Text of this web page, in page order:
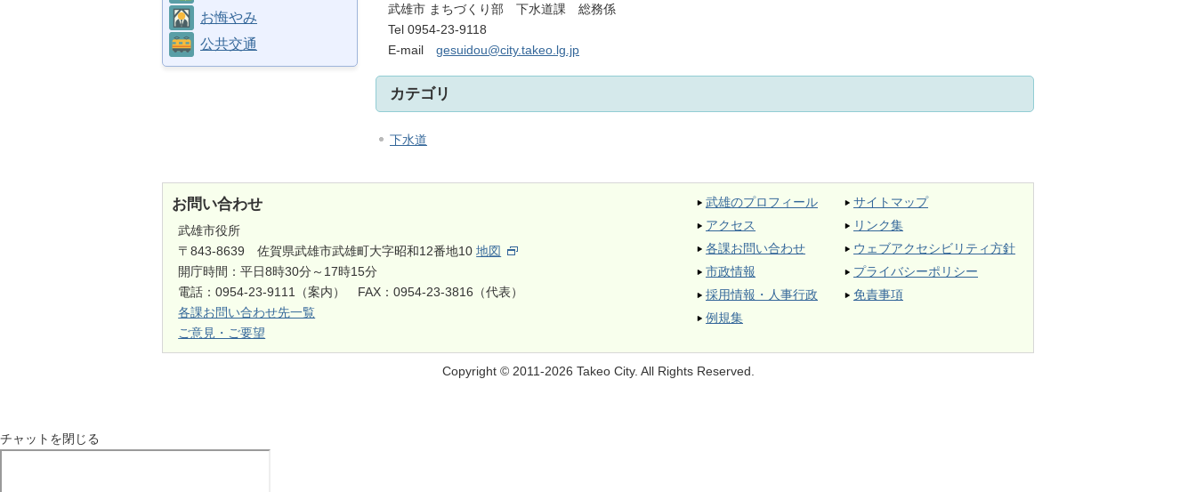
お悔やみ
公共交通
武雄市 まちづくり部 下水道課 総務係
Tel 0954-23-9118
E-mail gesuidou@city.takeo.lg.jp
カテゴリ
下水道
お問い合わせ
武雄市役所
〒843-8639 佐賀県武雄市武雄町大字昭和12番地10地図
開庁時間：平日8時30分～17時15分
電話：0954-23-9111（案内） FAX：0954-23-3816（代表）
各課お問い合わせ先一覧
ご意見・ご要望
武雄のプロフィール
アクセス
各課お問い合わせ
市政情報
採用情報・人事行政
例規集
サイトマップ
リンク集
ウェブアクセシビリティ方針
プライバシーポリシー
免責事項
Copyright © 2011-2026 Takeo City. All Rights Reserved.
チャットを閉じる